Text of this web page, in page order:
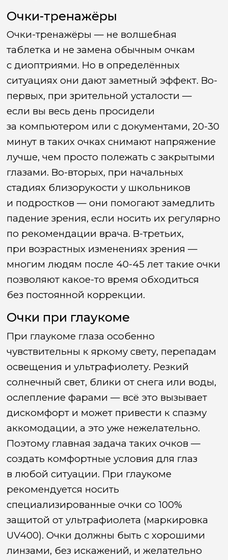
Очки-тренажёры
Очки-тренажёры — не волшебная
таблетка и не замена обычным очкам
с диоптриями. Но в определённых
ситуациях они дают заметный эффект. Во-
первых, при зрительной усталости —
если вы весь день просидели
за компьютером или с документами, 20-30
минут в таких очках снимают напряжение
лучше, чем просто полежать с закрытыми
глазами. Во-вторых, при начальных
стадиях близорукости у школьников
и подростков — они помогают замедлить
падение зрения, если носить их регулярно
по рекомендации врача. В-третьих,
при возрастных изменениях зрения —
многим людям после 40-45 лет такие очки
позволяют какое-то время обходиться
без постоянной коррекции.
Очки при глаукоме
При глаукоме глаза особенно
чувствительны к яркому свету, перепадам
освещения и ультрафиолету. Резкий
солнечный свет, блики от снега или воды,
ослепление фарами — всё это вызывает
дискомфорт и может привести к спазму
аккомодации, а это уже нежелательно.
Поэтому главная задача таких очков —
создать комфортные условия для глаз
в любой ситуации. При глаукоме
рекомендуется носить
специализированные очки со 100%
защитой от ультрафиолета (маркировка
UV400). Очки должны быть с хорошими
линзами, без искажений, и желательно